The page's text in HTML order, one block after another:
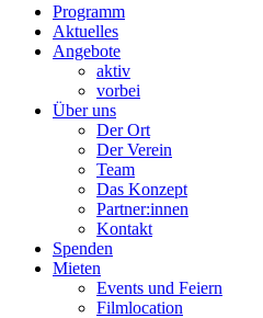
Programm
Aktuelles
Angebote
aktiv
vorbei
Über uns
Der Ort
Der Verein
Team
Das Konzept
Partner:innen
Kontakt
Spenden
Mieten
Events und Feiern
Filmlocation